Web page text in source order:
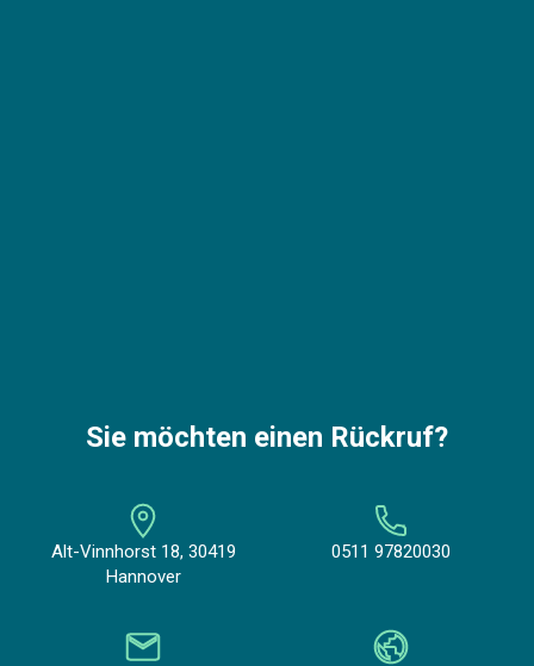
Sie möchten einen Rückruf?
Alt-Vinnhorst 18, 30419
Hannover
0511 97820030